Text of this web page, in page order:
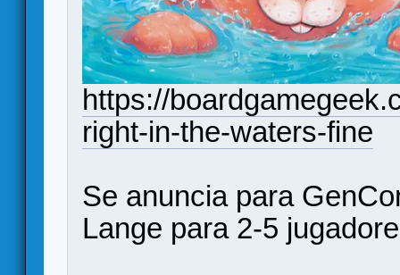
https://
right-in-the-waters-fine
Se anuncia para
Lange para 2-5